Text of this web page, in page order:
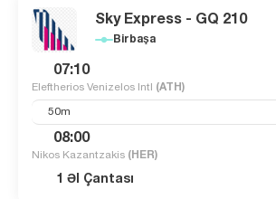
Sky Express - GQ 210
Birbaşa
07:10
Eleftherios Venizelos Intl (ATH)
50m
08:00
Nikos Kazantzakis (HER)
1 Əl Çantası